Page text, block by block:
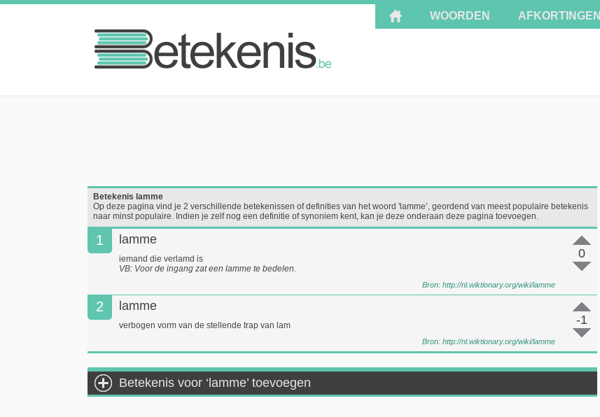
WOORDEN AFKORTINGEN
Betekenis lamme
Op deze pagina vind je 2 verschillende betekenissen of definities van het woord 'lamme’, geordend van meest populaire betekenis
naar minst populaire. Indien je zelf nog een definitie of synoniem kent, kan je deze onderaan deze pagina toevoegen.
1
0
lamme
iemand die verlamd is
VB: Voor de ingang zat een lamme te bedelen.
Bron: http://nl.wiktionary.org/wiki/lamme
2
-1
lamme
verbogen vorm van de stellende trap van lam
Bron: http://nl.wiktionary.org/wiki/lamme
Betekenis voor ‘lamme’ toevoegen